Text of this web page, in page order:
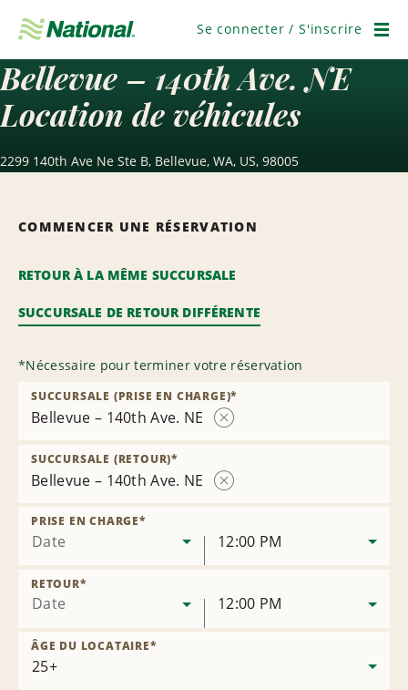
navigation
Se connecter / S'inscrire
Bellevue – 140th Ave. NE
Location de véhicules
2299 140th Ave Ne Ste B, Bellevue, WA, US, 98005
COMMENCER UNE RÉSERVATION
RETOUR À LA MÊME SUCCURSALE
SUCCURSALE DE RETOUR DIFFÉRENTE
*Nécessaire pour terminer votre réservation
Bellevue – 140th Ave. NE
succursale
SUCCURSALE (PRISE EN CHARGE)*
Bellevue – 140th Ave. NE
SUCCURSALE (RETOUR)*
Date
PRISE EN CHARGE*
12:00 PM
Date
RETOUR*
12:00 PM
ÂGE DU LOCATAIRE*